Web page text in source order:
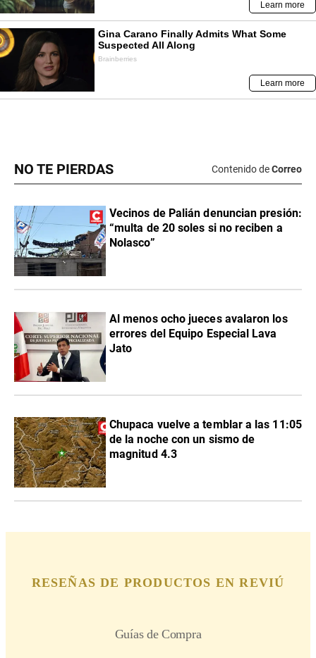
NO TE PIERDAS Contenido deCorreo
Vecinos de Palián denuncian presión:
“multa de 20 soles si no reciben a
Nolasco”
Al menos ocho jueces avalaron los
errores del Equipo Especial Lava
Jato
Chupaca vuelve a temblar a las 11:05
de la noche con un sismo de
magnitud 4.3